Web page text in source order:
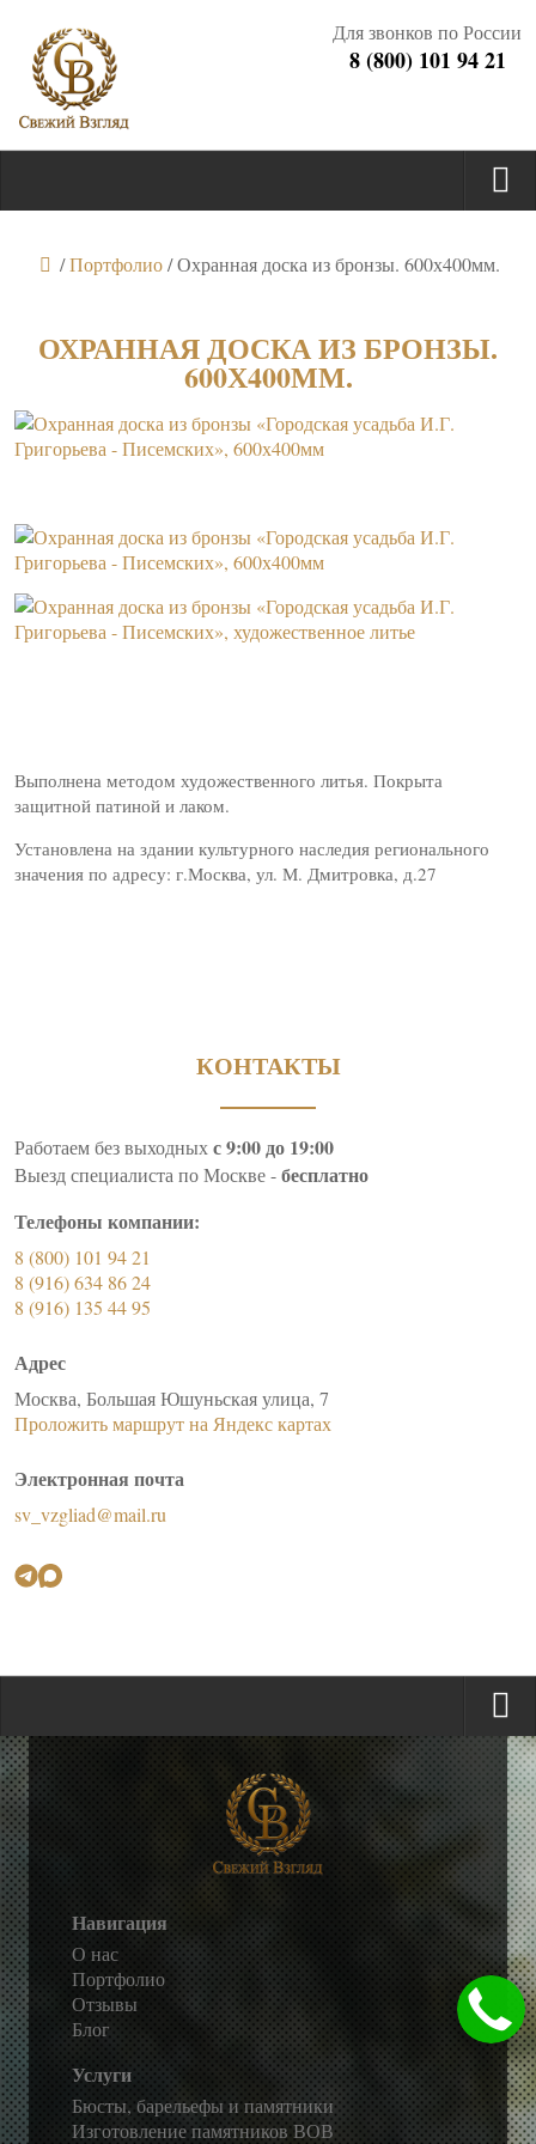
Для звонков по России
8 (800) 101 94 21
/Портфолио/Охранная доска из бронзы. 600х400мм.
ОХРАННАЯ ДОСКА ИЗ БРОНЗЫ.
600Х400ММ.
Выполнена методом художественного литья. Покрыта
защитной патиной и лаком.
Установлена на здании культурного наследия регионального
значения по адресу: г.Москва, ул. М. Дмитровка, д.27
КОНТАКТЫ
Работаем без выходныхс 9:00 до 19:00
Выезд специалиста по Москве -бесплатно
Телефоны компании:
8 (800) 101 94 21
8 (916) 634 86 24
8 (916) 135 44 95
Адрес
Москва, Большая Юшуньская улица, 7
Проложить маршрут на Яндекс картах
Электронная почта
sv_vzgliad@mail.ru
Навигация
О нас
Портфолио
Отзывы
Блог
Услуги
Бюсты, барельефы и памятники
Изготовление памятников ВОВ